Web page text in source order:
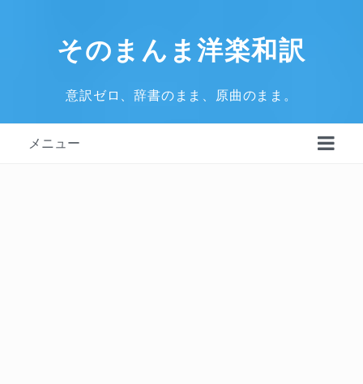
そのまんま洋楽和訳
意訳ゼロ、辞書のまま、原曲のまま。
メニュー